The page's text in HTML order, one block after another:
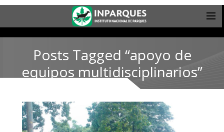
Posts Tagged “apoyo de
equipos multidisciplinarios”